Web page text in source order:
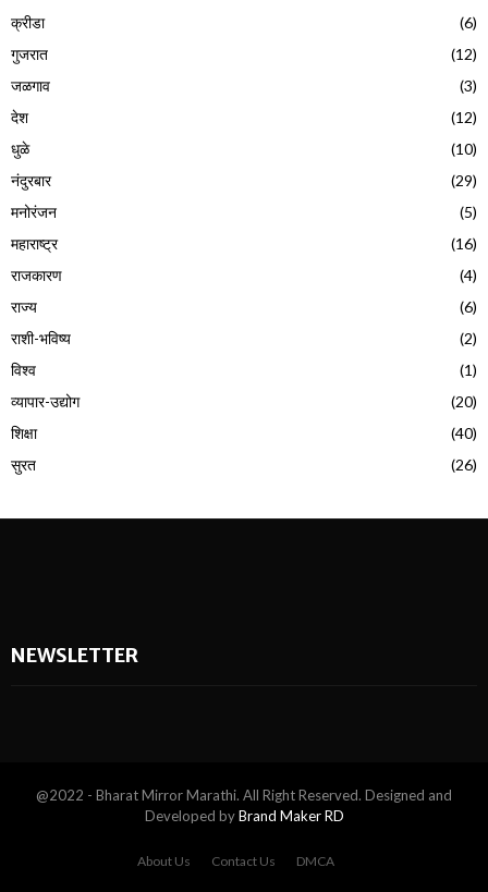
क्रीडा
(6)
गुजरात
(12)
जळगाव
(3)
देश
(12)
धुळे
(10)
नंदुरबार
(29)
मनोरंजन
(5)
महाराष्ट्र
(16)
राजकारण
(4)
राज्य
(6)
राशी-भविष्य
(2)
विश्व
(1)
व्यापार-उद्योग
(20)
शिक्षा
(40)
सुरत
(26)
NEWSLETTER
@2022 - Bharat Mirror Marathi. All Right Reserved. Designed and
Developed byBrand Maker RD
About Us Contact Us DMCA